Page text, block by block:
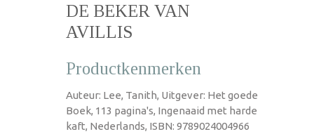
DE BEKER VAN
AVILLIS
Productkenmerken
Auteur: Lee, Tanith, Uitgever: Het goede
Boek, 113 pagina's, Ingenaaid met harde
kaft, Nederlands, ISBN: 9789024004966